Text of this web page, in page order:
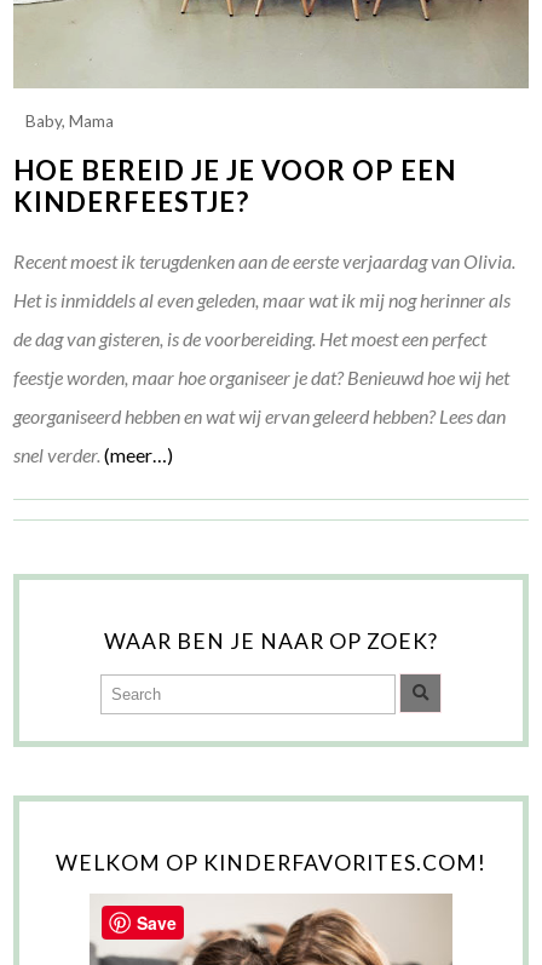
Baby,Mama
HOE BEREID JE JE VOOR OP EEN
KINDERFEESTJE?
Recent moest ik terugdenken aan de eerste verjaardag van Olivia.
Het is inmiddels al even geleden, maar wat ik mij nog herinner als
de dag van gisteren, is de voorbereiding. Het moest een perfect
feestje worden, maar hoe organiseer je dat? Benieuwd hoe wij het
georganiseerd hebben en wat wij ervan geleerd hebben? Lees dan
snel verder. (meer…)
WAAR BEN JE NAAR OP ZOEK?
WELKOM OP KINDERFAVORITES.COM!
Save